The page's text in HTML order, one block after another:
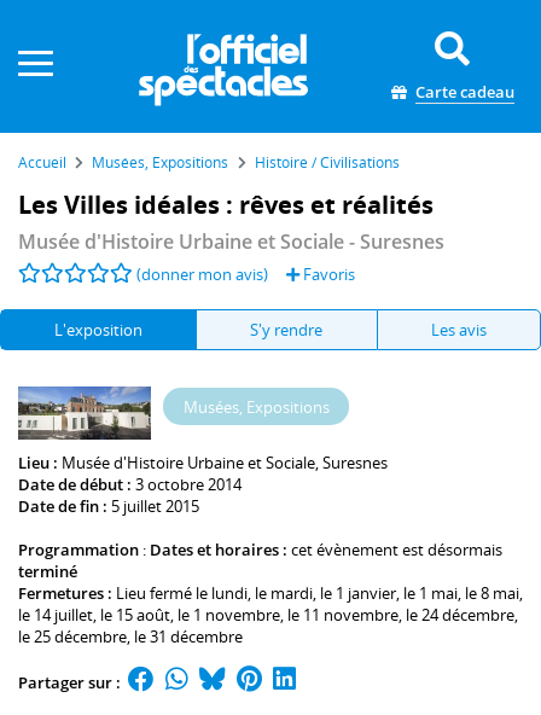
Carte cadeau
Accueil Musées, Expositions Histoire / Civilisations
Les Villes idéales : rêves et réalités
Musée d'Histoire Urbaine et Sociale- Suresnes
(donner mon avis) Favoris
L'exposition S'y rendre Les avis
Musées, Expositions
Lieu : Musée d'Histoire Urbaine et Sociale , Suresnes
Date de début : 3 octobre 2014
Date de fin : 5 juillet 2015
Programmation : Dates et horaires : cet évènement est désormais
terminé
Fermetures : Lieu fermé le lundi, le mardi, le 1 janvier, le 1 mai, le 8 mai,
le 14 juillet, le 15 août, le 1 novembre, le 11 novembre, le 24 décembre,
le 25 décembre, le 31 décembre
Partager sur :